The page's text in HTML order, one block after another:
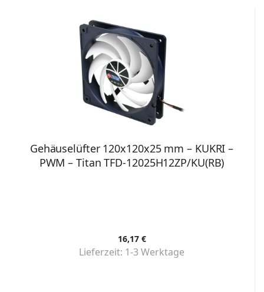
Gehäuselüfter 120x120x25 mm – KUKRI –
PWM – Titan TFD-12025H12ZP/KU(RB)
16,17 €
Lieferzeit: 1-3 Werktage